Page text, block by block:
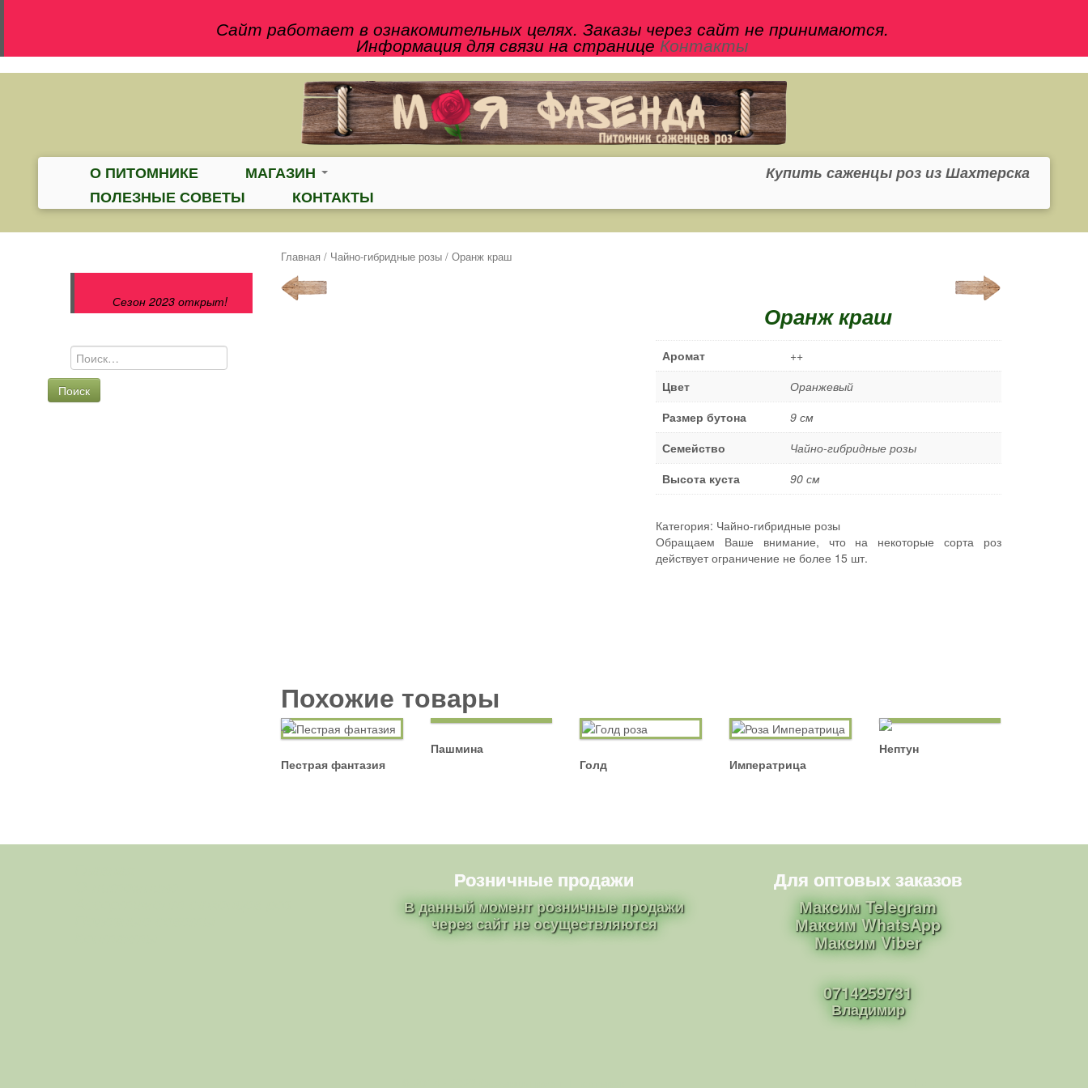
Сайт работает в ознакомительных целях. Заказы через сайт не принимаются.
Информация для связи на странице Контакты
Купить саженцы роз из Шахтерска
О ПИТОМНИКЕ
МАГАЗИН
ПОЛЕЗНЫЕ СОВЕТЫ
КОНТАКТЫ
Сезон 2023 открыт!
Главная / Чайно-гибридные розы / Оранж краш
Оранж краш
Аромат
++
Цвет
Оранжевый
Размер бутона
9 см
Семейство
Чайно-гибридные розы
Высота куста
90 см
Категория: Чайно-гибридные розы
Обращаем Ваше внимание, что на некоторые сорта роз
действует ограничение не более 15 шт.
Похожие товары
Пестрая фантазия
Пашмина
Голд
Императрица
Нептун
Розничные продажи
В данный момент розничные продажи
через сайт не осуществляются
Для оптовых заказов
Максим Telegram
Максим WhatsApp
Максим Viber
0714259731
Владимир